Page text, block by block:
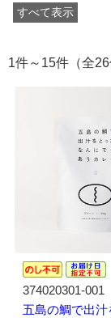
すべて表示
1件～15件（全
374020301-001
五島の鯛で出汁